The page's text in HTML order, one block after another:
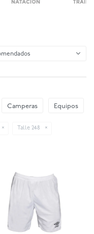
Camperas Equipos
Talle 248